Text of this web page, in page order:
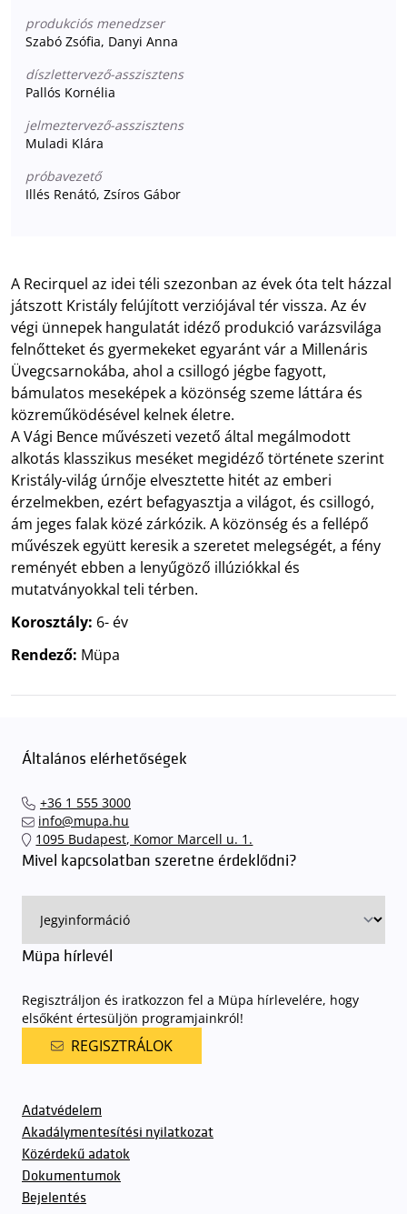
produkciós menedzser
Szabó Zsófia, Danyi Anna
díszlettervező-asszisztens
Pallós Kornélia
jelmeztervező-asszisztens
Muladi Klára
próbavezető
Illés Renátó, Zsíros Gábor
A Recirquel az idei téli szezonban az évek óta telt házzal
játszott Kristály felújított verziójával tér vissza. Az év
végi ünnepek hangulatát idéző produkció varázsvilága
felnőtteket és gyermekeket egyaránt vár a Millenáris
Üvegcsarnokába, ahol a csillogó jégbe fagyott,
bámulatos meseképek a közönség szeme láttára és
közreműködésével kelnek életre.
A Vági Bence művészeti vezető által megálmodott
alkotás klasszikus meséket megidéző története szerint
Kristály-világ úrnője elvesztette hitét az emberi
érzelmekben, ezért befagyasztja a világot, és csillogó,
ám jeges falak közé zárkózik. A közönség és a fellépő
művészek együtt keresik a szeretet melegségét, a fény
reményét ebben a lenyűgöző illúziókkal és
mutatványokkal teli térben.
Korosztály: 6- év
Rendező: Müpa
Általános elérhetőségek
+36 1 555 3000
info@mupa.hu
1095 Budapest, Komor Marcell u. 1.
Mivel kapcsolatban szeretne érdeklődni?
Müpa hírlevél
Regisztráljon és iratkozzon fel a Müpa hírlevelére, hogy
elsőként értesüljön programjainkról!
REGISZTRÁLOK
Adatvédelem
Akadálymentesítési nyilatkozat
Közérdekű adatok
Dokumentumok
Bejelentés